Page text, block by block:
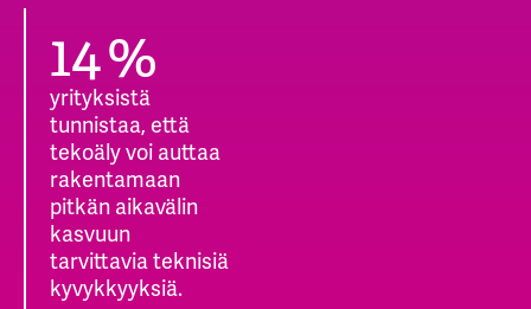
19%
yrityksistä
tunnistaa, että
tekoäly voi auttaa
rakentamaan
pitkän aikavälin
kasvuun
tarvittavia teknisiä
kyvykkyyksiä.